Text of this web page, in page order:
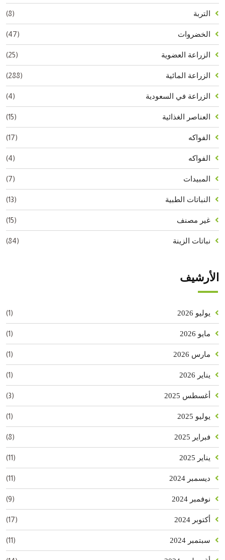
التربة (8)
الخضروات (47)
الزراعة العضوية (25)
الزراعة المائية (288)
الزراعة في السعودية (4)
العناصر الغذائية (15)
الفواكه (17)
الفواكه (4)
المبيدات (7)
النباتات الطبية (13)
غير مصنف (15)
نباتات الزينة (84)
الأرشيف
يوليو 2026 (1)
مايو 2026 (1)
مارس 2026 (1)
يناير 2026 (1)
أغسطس 2025 (3)
يوليو 2025 (1)
فبراير 2025 (8)
يناير 2025 (11)
ديسمبر 2024 (11)
نوفمبر 2024 (9)
أكتوبر 2024 (17)
سبتمبر 2024 (11)